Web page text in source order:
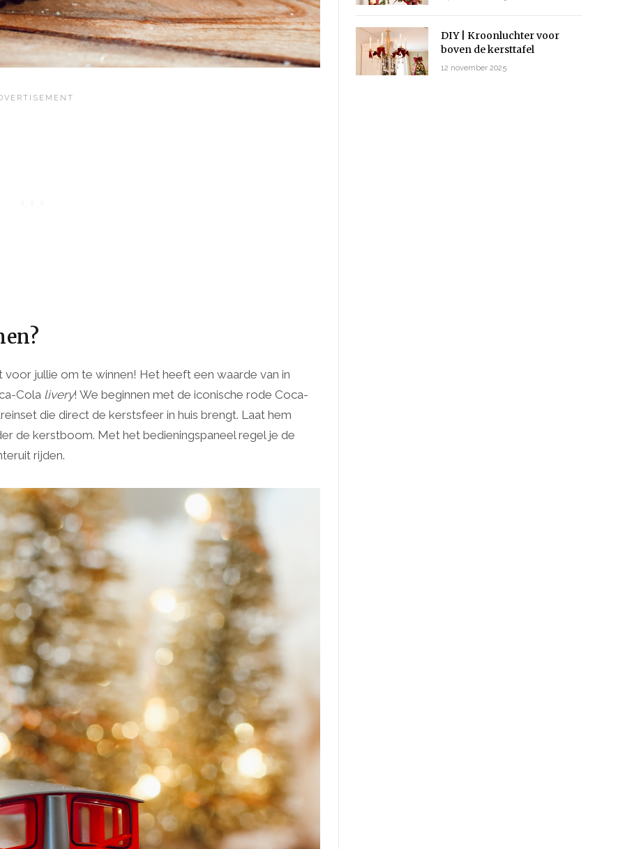
jullie om te winnen! Het heeft een waarde van in
Cola livery! We beginnen met de iconische rode Coca-
die direct de kerstsfeer in huis brengt. Laat hem
de kerstboom. Met het bedieningspaneel regel je de
rijden.
DIY | Kroonluchter voor
boven de kersttafel
12 november 2025